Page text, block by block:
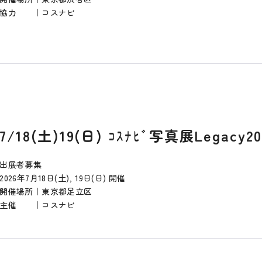
協力 ｜コスナビ
7/18(土)19(日) ｺｽﾅﾋﾞ写真展
出展者募集
2026年7月18日(土), 19日(日) 開催
開催場所｜東京都足立区
主催 ｜コスナビ